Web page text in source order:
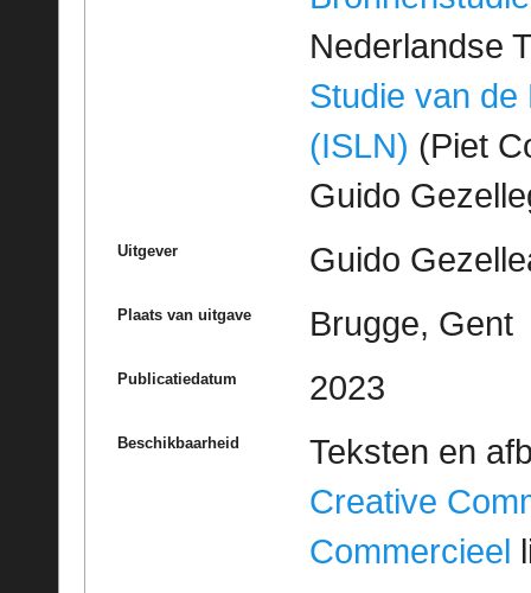
Nederlandse
Studie van de
(ISLN) (Piet
Guido
Uitgever Guido
Plaats van uitgave Brugge, Gent
Publicatiedatum 2023
Beschikbaarheid
Teksten en
Creative
Commercieel